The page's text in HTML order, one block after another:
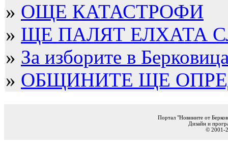
» ОЩЕ КАТАСТРОФИ
» ЩЕ ПАЛЯТ ЕЛХАТА
» За изборите в
» ОБЩИНИТЕ ЩЕ
Портал "Новините от
Дизайн и
© 2001-